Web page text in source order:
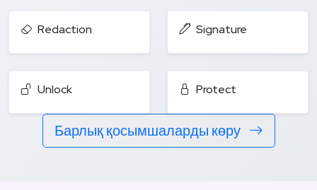
Redaction Signature
Unlock Protect
Барлық қосымшаларды көру